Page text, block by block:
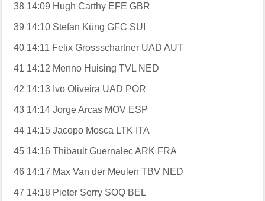
38 14:09 Hugh Carthy EFE GBR
39 14:10 Stefan Küng GFC SUI
40 14:11 Felix Grossschartner UAD AUT
41 14:12 Menno Huising TVL NED
42 14:13 Ivo Oliveira UAD POR
43 14:14 Jorge Arcas MOV ESP
44 14:15 Jacopo Mosca LTK ITA
45 14:16 Thibault Guernalec ARK FRA
46 14:17 Max Van der Meulen TBV NED
47 14:18 Pieter Serry SOQ BEL